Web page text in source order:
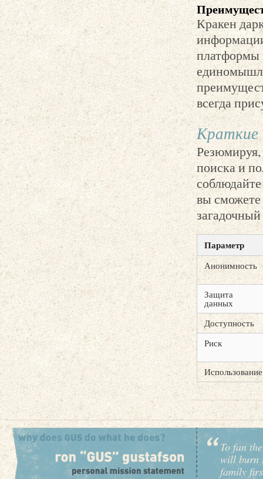
Кракен
платформы
всегда
Краткие
поиска и
вы сможете
Параметр
Анонимность
Защита
данных
Доступность
Риск
Использование
To fan
will burn
family